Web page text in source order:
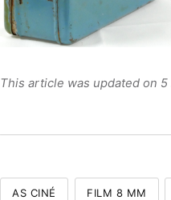
This article was updated on 5
AS CINÉ FILM 8 MM